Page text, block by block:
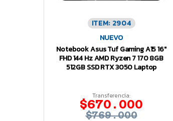
ITEM: 2904
NUEVO
Notebook Asus Tuf Gaming A15 16″
FHD 144 Hz AMD Ryzen 7 170 8GB
512GB SSD RTX 3050 Laptop
Transferencia:
$670.000
$769.000